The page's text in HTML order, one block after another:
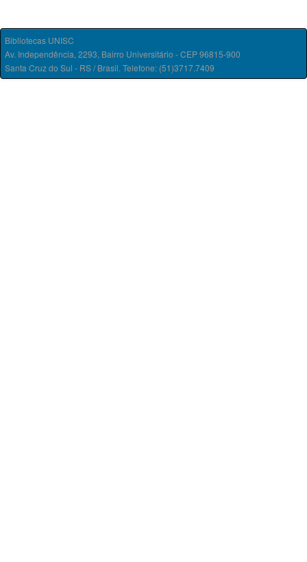
Bibliotecas UNISC
Av. Independência, 2293, Bairro Universitário - CEP 96815-900
Santa Cruz do Sul - RS / Brasil. Telefone: (51)3717.7409